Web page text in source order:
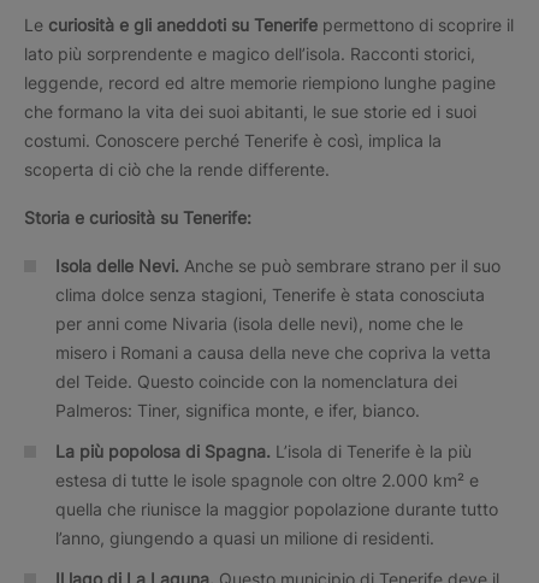
Le curiosità e gli aneddoti su Tenerife permettono di scoprire il
lato più sorprendente e magico dell’isola. Racconti storici,
leggende, record ed altre memorie riempiono lunghe pagine
che formano la vita dei suoi abitanti, le sue storie ed i suoi
costumi. Conoscere perché Tenerife è così, implica la
scoperta di ciò che la rende differente.
Storia e curiosità su Tenerife:
Isola delle Nevi. Anche se può sembrare strano per il suo
clima dolce senza stagioni, Tenerife è stata conosciuta
per anni come Nivaria (isola delle nevi), nome che le
misero i Romani a causa della neve che copriva la vetta
del Teide. Questo coincide con la nomenclatura dei
Palmeros: Tiner, significa monte, e ifer, bianco.
La più popolosa di Spagna. L’isola di Tenerife è la più
estesa di tutte le isole spagnole con oltre 2.000 km² e
quella che riunisce la maggior popolazione durante tutto
l’anno, giungendo a quasi un milione di residenti.
Il lago di La Laguna. Questo municipio di Tenerife deve il